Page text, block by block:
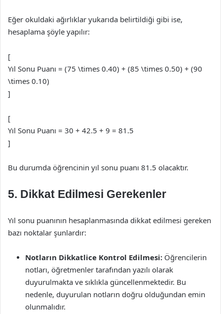
Eğer okuldaki ağırlıklar yukarıda belirtildiği gibi ise,
hesaplama şöyle yapılır:
[
Yıl Sonu Puanı = (75 \times 0.40) + (85 \times 0.50) + (90
\times 0.10)
]
[
Yıl Sonu Puanı = 30 + 42.5 + 9 = 81.5
]
Bu durumda öğrencinin yıl sonu puanı 81.5 olacaktır.
5. Dikkat Edilmesi Gerekenler
Yıl sonu puanının hesaplanmasında dikkat edilmesi gereken
bazı noktalar şunlardır:
Notların Dikkatlice Kontrol Edilmesi: Öğrencilerin
notları, öğretmenler tarafından yazılı olarak
duyurulmakta ve sıklıkla güncellenmektedir. Bu
nedenle, duyurulan notların doğru olduğundan emin
olunmalıdır.